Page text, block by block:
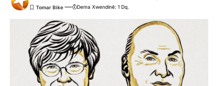
Dema Xwendinê: 1 Dq.